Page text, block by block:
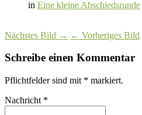
in Eine kleine Abschiedsrunde
Nächstes Bild → ← Vorheriges Bild
Schreibe einen Kommentar
Pflichtfelder sind mit * markiert.
Nachricht *